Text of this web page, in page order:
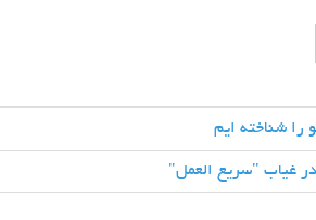
را شناخته ایم
غیاب "سریع العمل"